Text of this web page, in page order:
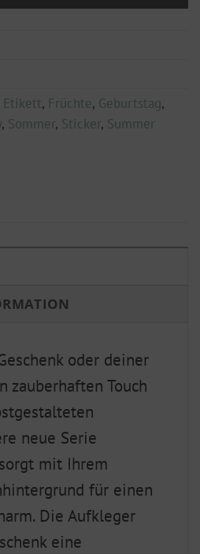
Etikett, Früchte, Geburtstag,
, Sommer, Sticker, Summer
oder deiner
zauberhaften Touch
neue Serie
mit Ihrem
für einen
Die Aufkleger
eine